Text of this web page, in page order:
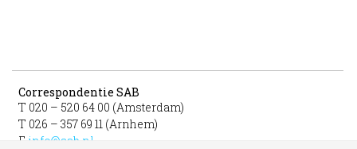
Correspondentie SAB
T 020 – 520 64 00 (Amsterdam)
T 026 – 357 69 11 (Arnhem)
E info@sab.nl